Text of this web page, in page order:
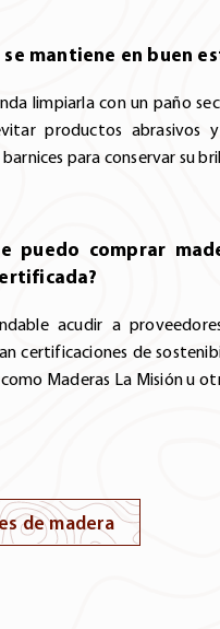
se mantiene en buen
limpiarla con un paño
productos abrasivos
para conservar su
puedo comprar
acudir a
certificaciones de
Maderas La Misión u
de madera